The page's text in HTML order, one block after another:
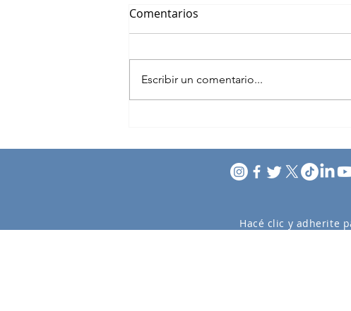
Comentarios
Escribir un comentario...
Hacé clic y adherite